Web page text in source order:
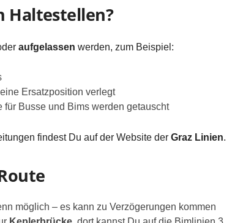
Haltestellen?
aufgelassen werden, zum Beispiel:
Ersatzposition verlegt
für Busse und Bims werden getauscht
findest Du auf der Website der Graz Linien.
möglich – es kann zu Verzögerungen kommen